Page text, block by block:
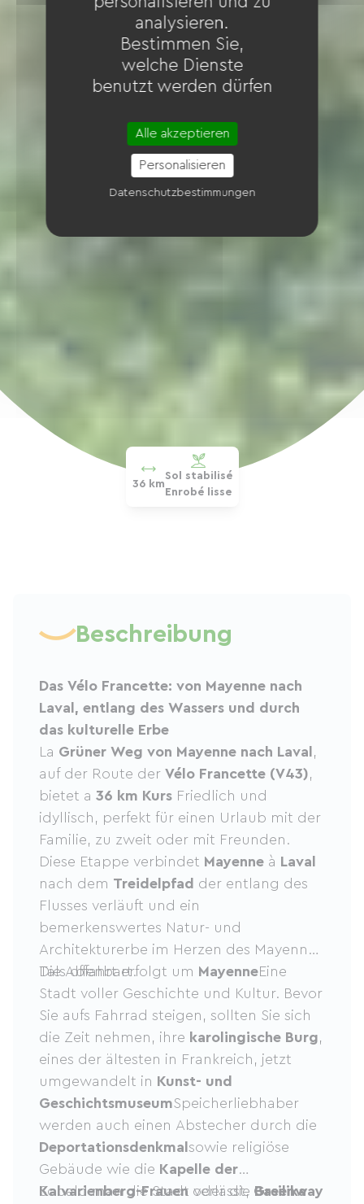
36 km
Sol stabilisé
Enrobé lisse
Beschreibung
Das Vélo Francette: von Mayenne nach
Laval, entlang des Wassers und durch
das kulturelle Erbe
La Grüner Weg von Mayenne nach Laval
auf der Route der Vélo Francette (V43)
bietet a 36 km Kurs Friedlich und
idyllisch, perfekt für einen Urlaub mit der
Familie, zu zweit oder mit Freunden.
Diese Etappe verbindet Mayenne à Laval
nach dem Treidelpfad der entlang des
Flusses verläuft und ein
bemerkenswertes Natur- und
Architekturerbe im Herzen des Mayenne-
Tals offenbart.
Die Abfahrt erfolgt um MayenneEine
Stadt voller Geschichte und Kultur. Bevor
Sie aufs Fahrrad steigen, sollten Sie sich
die Zeit nehmen, ihre karolingische Burg
eines der ältesten in Frankreich, jetzt
umgewandelt in Kunst- und
GeschichtsmuseumSpeicherliebhaber
werden auch einen Abstecher durch die
Deportationsdenkmal sowie religiöse
Gebäude wie die Kapelle der
Kalvarienberg-Frauen oder die Basilika
Sobald man die Stadt verlässt, Greenway
analysieren.
Bestimmen Sie,
welche Dienste
benutzt werden dürfen
Alle akzeptieren
Personalisieren
Datenschutzbestimmungen